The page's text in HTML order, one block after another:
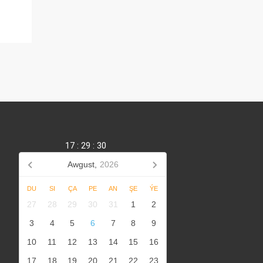
17: 29 : 30
Awgust, 2026
DU SI ÇA PE AN ŞE ÝE
27 28 29 30 31 1
2
3
4 5 6 7 8
9
10
11 12 13 14 15
16
17
18 19 20 21 22 23